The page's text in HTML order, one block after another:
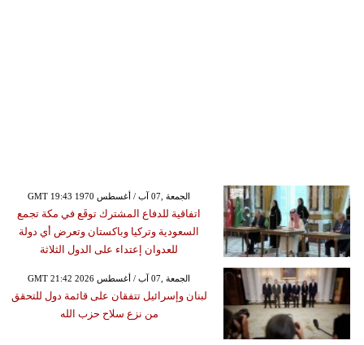
GMT 19:43 1970 الجمعة ,07 آب / أغسطس
اتفاقية للدفاع المشترك توقَع في مكة تجمع
السعودية وتركيا وباكستان وتعرض أي دولة
للعدوان إعتداء على الدول الثلاثة
GMT 21:42 2026 الجمعة ,07 آب / أغسطس
لبنان وإسرائيل تتفقان على قائمة دول للتحقق
من نزع سلاح حزب الله